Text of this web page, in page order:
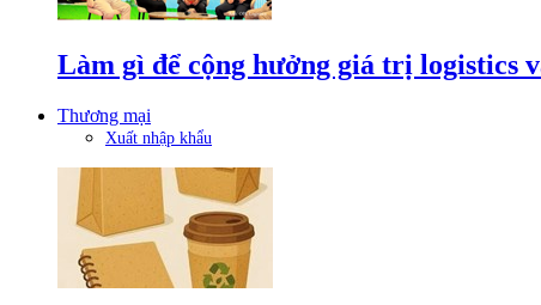
Làm gì để cộng hưởng giá trị logistics
Thương mại
Xuất nhập khẩu